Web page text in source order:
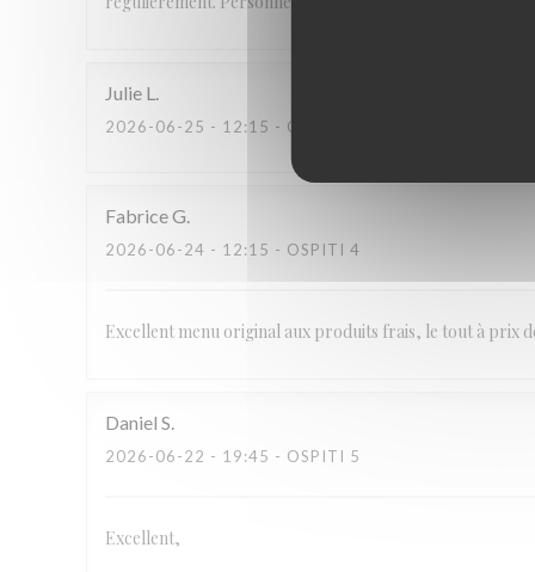
Julie L
2026-06-25 - 12:15 - OSPITI 2
FabriceG
2026-06-24 - 12:15 - OSPITI 4
Excellent menu original aux produits frais, le tout à prix
Daniel S
2026-06-22 - 19:45 - OSPITI 5
Excellent,